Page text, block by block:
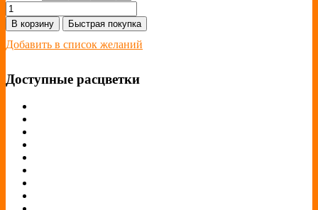
В корзину Быстрая покупка
Добавить в список желаний
Доступные расцветки